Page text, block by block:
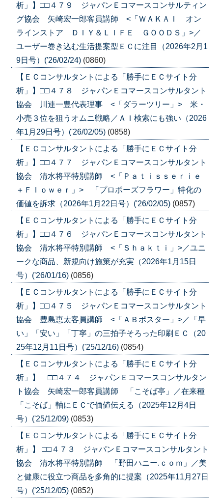
析」】□□４７９ ジャパンＥコマースコンサルティン
グ協会 矢崎宏一郎客員講師 <「ＷＡＫＡＩ オン
ラインストア ＤＩＹ＆ＬＩＦＥ ＧＯＯＤＳ」>／
ユーザー巻き込む生活提案型ＥＣに注目（2026年2月1
9日号）('26/02/24) (0860)
【ＥＣコンサルタントによる「勝手にＥＣサイト分
析」】□□４７８ ジャパンＥコマースコンサルタント
協会 川連一豊代表理事 <「ダラーツリー」> 米・
小売３位を狙うオムニ戦略／ＡＩ検索にも強い（2026
年1月29日号）('26/02/05) (0858)
【ＥＣコンサルタントによる「勝手にＥＣサイト分
析」】□□４７７ ジャパンＥコマースコンサルタント
協会 清水将平特別講師 <「Ｐａｔｉｓｓｅｒｉｅ
＋Ｆｌｏｗｅｒ」> 「プロポーズフラワー」特化の
価値を訴求（2026年1月22日号）('26/02/05) (0857)
【ＥＣコンサルタントによる「勝手にＥＣサイト分
析」】□□４７６ ジャパンＥコマースコンサルタント
協会 清水将平特別講師 <「Ｓｈａｋｔｉ」>／ユニ
ークな商品、新規向け施策が充実（2026年1月15日
号）('26/01/16) (0856)
【ＥＣコンサルタントによる「勝手にＥＣサイト分
析」】□□４７５ ジャパンＥコマースコンサルタント
協会 豊島恵太客員講師 <「ＡＢポスター」>／「早
い」「安い」「丁寧」の三拍子そろった印刷ＥＣ（20
25年12月11日号）('25/12/16) (0854)
【ＥＣコンサルタントによる「勝手にＥＣサイト分
析」】 □□４７４ ジャパンＥコマースコンサルタン
ト協会 矢崎宏一郎客員講師 「こそば亭」／在来種
「こそば」軸にＥＣで価値伝える（2025年12月4日
号）('25/12/09) (0853)
【ＥＣコンサルタントによる「勝手にＥＣサイト分
析」】 □□４７３ ジャパンＥコマースコンサルタント
協会 清水将平特別講師 「野田ハニー.ｃｏｍ」／美
と健康に役立つ商品を多角的に提案（2025年11月27日
号）('25/12/05) (0852)